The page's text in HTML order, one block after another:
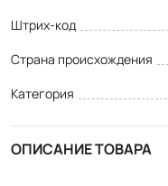
Штрих-код
Страна происхождения
Категория
ОПИСАНИЕ ТОВАРА